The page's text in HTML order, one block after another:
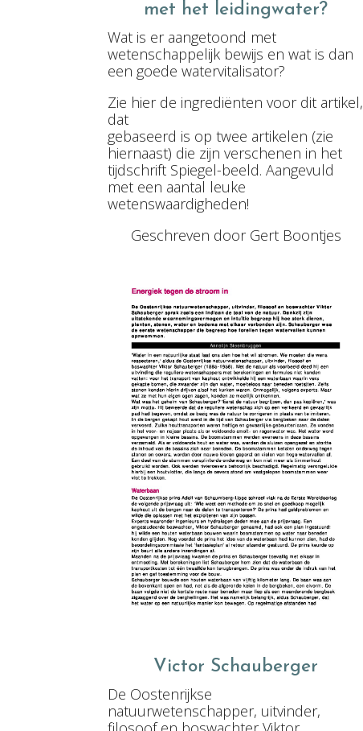
met het leidingwater?
Wat is er aangetoond met
wetenschappelijk bewijs en wat is dan
een goede watervitalisator?
Zie hier de ingrediënten voor dit artikel,
dat
gebaseerd is op twee artikelen (zie
hiernaast) die zijn verschenen in het
tijdschrift Spiegel-beeld. Aangevuld
met een aantal leuke
wetenswaardigheden!
Geschreven door Gert Boontjes
Victor Schauberger
De Oostenrijkse
natuurwetenschapper, uitvinder,